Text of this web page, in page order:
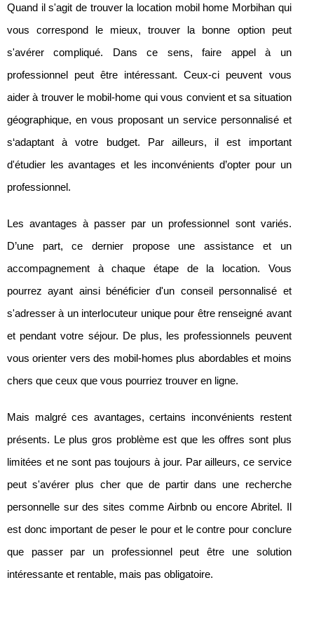
Quand il s'agit de trouver la location mobil home Morbihan qui
vous correspond le mieux, trouver la bonne option peut
s'avérer compliqué. Dans ce sens, faire appel à un
professionnel peut être intéressant. Ceux-ci peuvent vous
aider à trouver le mobil-home qui vous convient et sa situation
géographique, en vous proposant un service personnalisé et
s‘adaptant à votre budget. Par ailleurs, il est important
d'étudier les avantages et les inconvénients d’opter pour un
professionnel.
Les avantages à passer par un professionnel sont variés.
D’une part, ce dernier propose une assistance et un
accompagnement à chaque étape de la location. Vous
pourrez ayant ainsi bénéficier d'un conseil personnalisé et
s'adresser à un interlocuteur unique pour être renseigné avant
et pendant votre séjour. De plus, les professionnels peuvent
vous orienter vers des mobil-homes plus abordables et moins
chers que ceux que vous pourriez trouver en ligne.
Mais malgré ces avantages, certains inconvénients restent
présents. Le plus gros problème est que les offres sont plus
limitées et ne sont pas toujours à jour. Par ailleurs, ce service
peut s'avérer plus cher que de partir dans une recherche
personnelle sur des sites comme Airbnb ou encore Abritel. Il
est donc important de peser le pour et le contre pour conclure
que passer par un professionnel peut être une solution
intéressante et rentable, mais pas obligatoire.